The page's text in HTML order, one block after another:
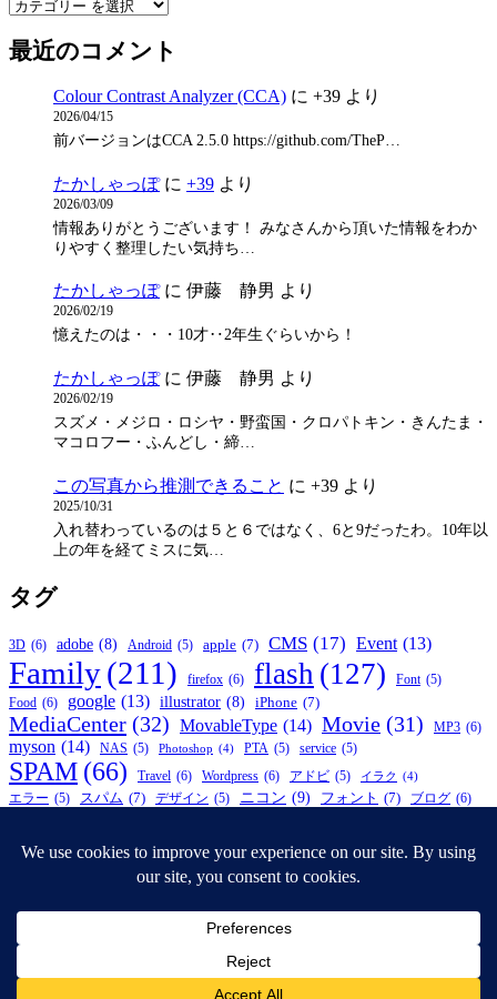
最近のコメント
Colour Contrast Analyzer (CCA) に +39 より
2026/04/15
前バージョンはCCA 2.5.0 https://github.com/TheP…
たかしゃっぽに +39 より
2026/03/09
情報ありがとうございます！ みなさんから頂いた情報をわか
りやすく整理したい気持ち…
たかしゃっぽに 伊藤 静男 より
2026/02/19
憶えたのは・・・10才‥2年生ぐらいから！
たかしゃっぽに 伊藤 静男 より
2026/02/19
スズメ・メジロ・ロシヤ・野蛮国・クロパトキン・きんたま・
マコロフー・ふんどし・締…
この写真から推測できること に +39 より
2025/10/31
入れ替わっているのは５と６ではなく、6と9だったわ。10年以
上の年を経てミスに気…
タグ
3D (6) adobe (8) Android (5) apple (7) CMS (17) Event (13)
Family(211) firefox (6) flash (127) Font (5)
Food (6) google (13) illustrator (8) iPhone (7)
MediaCenter (32) MovableType (14) Movie (31) MP3 (6)
myson (14) NAS (5) Photoshop (4) PTA (5) service (5)
SPAM (66) Travel (6) Wordpress (6) アドビ (5) イラク (4)
エラー (5) スパム (7) デザイン (5) ニコン (9) フォント (7) ブログ (6)
子供 引越し (4) 松陰神社前 祭 自作 (6)
APEIROPHOBIA